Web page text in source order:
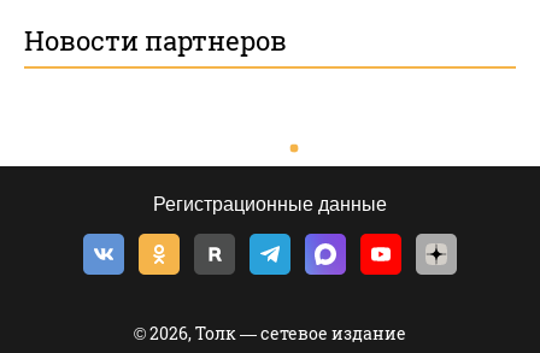
Новости партнеров
Регистрационные данные
© 2026, Толк — сетевое издание